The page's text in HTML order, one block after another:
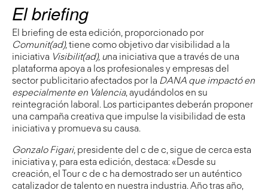
El briefing
El briefing de esta edición, proporcionado por
Comunit(ad),tiene como objetivo dar visibilidad a la
iniciativa Visibilit(ad), una iniciativa que a través de una
plataforma apoya a los profesionales y empresas del
sector publicitario afectados por la DANA que impactó en
especialmente en Valencia, ayudándolos en su
reintegración laboral. Los participantes deberán proponer
una campaña creativa que impulse la visibilidad de esta
iniciativa y promueva su causa.
Gonzalo Figari, presidente del c de c, sigue de cerca esta
iniciativa y, para esta edición, destaca: «Desde su
creación, el Tour c de c ha demostrado ser un auténtico
catalizador de talento en nuestra industria. Año tras año,